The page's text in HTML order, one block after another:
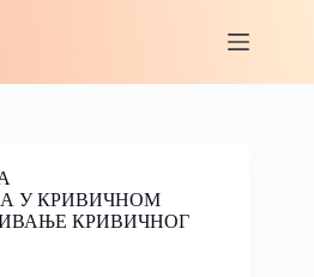
У КРИВИЧНОМ
КРИВИЧНОГ